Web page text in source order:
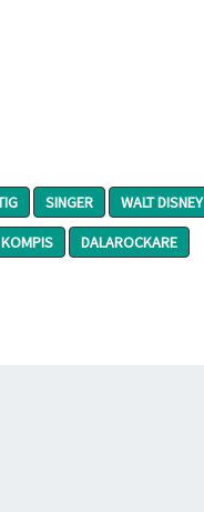
SINGER
WALT DISNEY
DALAROCKARE